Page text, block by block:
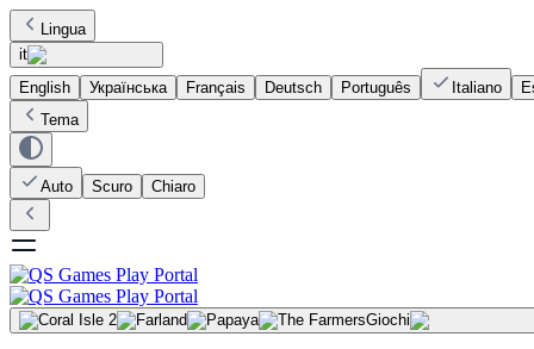
Lingua
it
English
Українська Français Deutsch Português Italiano
Tema
Auto Scuro Chiaro
Giochi